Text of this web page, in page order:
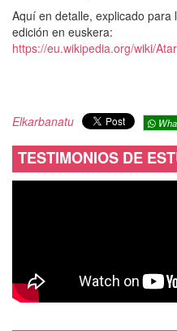
Aquí en detalle, explicado
edición en euskera:
https://eu.wikipedia.org/wiki/
Elkarbanatu
TESTIMONIOS DE